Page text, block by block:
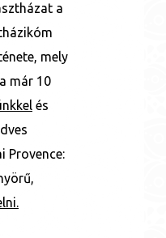
a
mely
már 10
és
Provence: